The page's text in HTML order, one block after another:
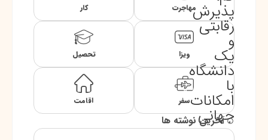
پذیرش
رقابتی
و
یک
دانشگاه
با
امکانات
جهانی
مهاجرت کار
ویزا تحصیل
سفر اقامت
آخرین نوشته ها